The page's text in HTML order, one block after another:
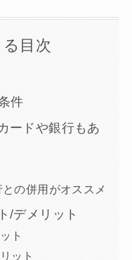
目次
件
ードや銀行もあ
の併用がオススメ
/デメリット
ト
ット